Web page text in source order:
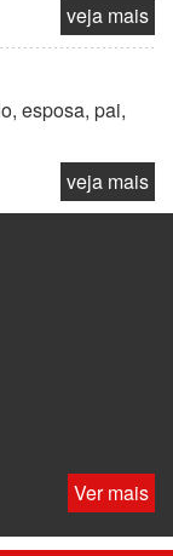
veja mais
esposa, pai,
veja mais
Ver mais